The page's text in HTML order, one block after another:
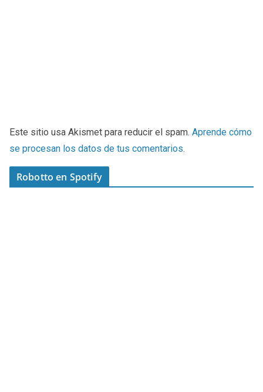
Este sitio usa Akismet para reducir el spam. Aprende cómo
se procesan los datos de tus comentarios.
Robotto en Spotify